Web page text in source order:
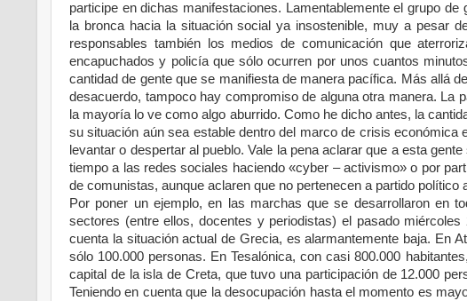
participe en dichas manifestaciones. Lamentablemente el grupo
la bronca hacia la situación social ya insostenible, muy a pesar
responsables también los medios de comunicación que
encapuchados y policía que sólo ocurren por unos cuantos
cantidad de gente que se manifiesta de manera pacífica. Más allá
desacuerdo, tampoco hay compromiso de alguna otra manera. La
la mayoría lo ve como algo aburrido. Como he dicho antes, la
su situación aún sea estable dentro del marco de crisis
levantar o despertar al pueblo. Vale la pena aclarar que a esta
tiempo a las redes sociales haciendo «cyber – activismo» o por
de comunistas, aunque aclaren que no pertenecen a partido
Por poner un ejemplo, en las marchas que se desarrollaron en
sectores (entre ellos, docentes y periodistas) el pasado
cuenta la situación actual de Grecia, es alarmantemente baja. En
sólo 100.000 personas. En Tesalónica, con casi 800.000
capital de la isla de Creta, que tuvo una participación de 12.000
Teniendo en cuenta que la desocupación hasta el momento es